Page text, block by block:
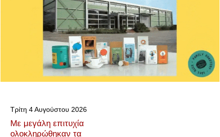
Τρίτη 4 Αυγούστου 2026
Με μεγάλη επιτυχία
ολοκληρώθηκαν τα